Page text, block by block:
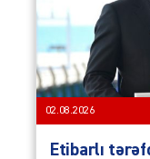
02.08.2026
Etibarlı